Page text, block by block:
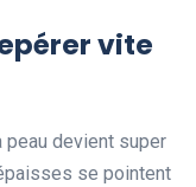
vite
peau devient super
se pointent